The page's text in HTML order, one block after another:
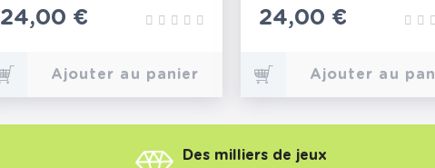
Prix
24,00 €
Ajouter au panier
Prix
24,00 €
Ajouter au
Des milliers de jeux